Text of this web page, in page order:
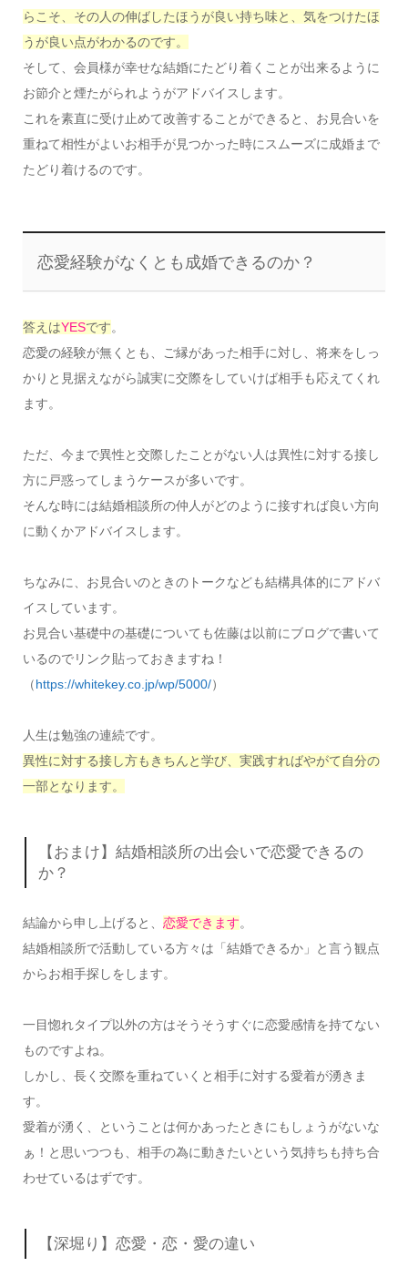
らこそ、その人の伸ばしたほうが良い持ち味と、気をつけたほ
うが良い点がわかるのです。
そして、会員様が幸せな結婚にたどり着くことが出来るように
お節介と煙たがられようがアドバイスします。
これを素直に受け止めて改善することができると、お見合いを
重ねて相性がよいお相手が見つかった時にスムーズに成婚まで
たどり着けるのです。
恋愛経験がなくとも成婚できるのか？
答えはYESです。
恋愛の経験が無くとも、ご縁があった相手に対し、将来をしっ
かりと見据えながら誠実に交際をしていけば相手も応えてくれ
ます。
ただ、今まで異性と交際したことがない人は異性に対する接し
方に戸惑ってしまうケースが多いです。
そんな時には結婚相談所の仲人がどのように接すれば良い方向
に動くかアドバイスします。
ちなみに、お見合いのときのトークなども結構具体的にアドバ
イスしています。
お見合い基礎中の基礎についても佐藤は以前にブログで書いて
いるのでリンク貼っておきますね！
（https://whitekey.co.jp/wp/5000/）
人生は勉強の連続です。
異性に対する接し方もきちんと学び、実践すればやがて自分の
一部となります。
【おまけ】結婚相談所の出会いで恋愛できるの
か？
結論から申し上げると、 恋愛できます。
結婚相談所で活動している方々は「結婚できるか」と言う観点
からお相手探しをします。
一目惚れタイプ以外の方はそうそうすぐに恋愛感情を持てない
ものですよね。
しかし、長く交際を重ねていくと相手に対する愛着が湧きま
す。
愛着が湧く、ということは何かあったときにもしょうがないな
ぁ！と思いつつも、相手の為に動きたいという気持ちも持ち合
わせているはずです。
【深堀り】恋愛・恋・愛の違い